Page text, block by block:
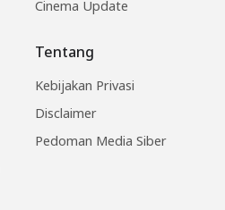
Cinema Update
Tentang
Kebijakan Privasi
Disclaimer
Pedoman Media Siber